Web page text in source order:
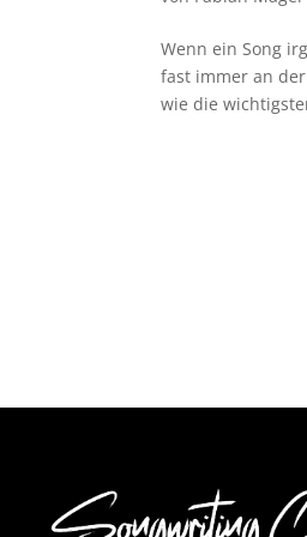
Wenn ein Song
fast immer an
wie die